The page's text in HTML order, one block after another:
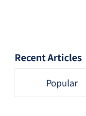
Recent Articles
Popular